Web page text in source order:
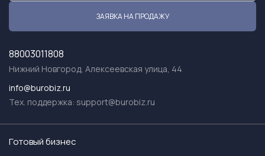
ЗАЯВКА НА ПРОДАЖУ
88003011808
Нижний Новгород, Алексеевская улица, 44
info@burobiz.ru
Тех. поддержка: support@burobiz.ru
Готовый бизнес